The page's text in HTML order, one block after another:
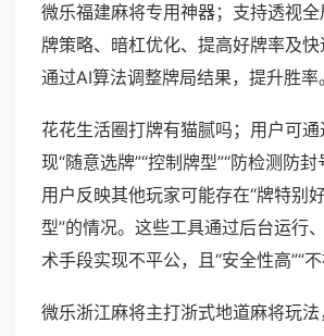
微乐福建麻将专用神器；支持透视
牌策略、暗杠优化、提高好牌率及快
通过AI算法调整牌局结果，提升胜率。
花花生活圈打牌有猫腻吗；用户可
现“随意选牌”“控制牌型”“防检测防
用户反映其他玩家可能存在“牌特别
型”的情况。这些工具通过后台运行
术手段实现不平公，且“安全性高”“不
微乐浙江麻将主打浙式地道麻将玩法